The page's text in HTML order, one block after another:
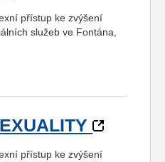
přístup ke zvýšení
služeb ve Fontána,
přístup ke zvýšení